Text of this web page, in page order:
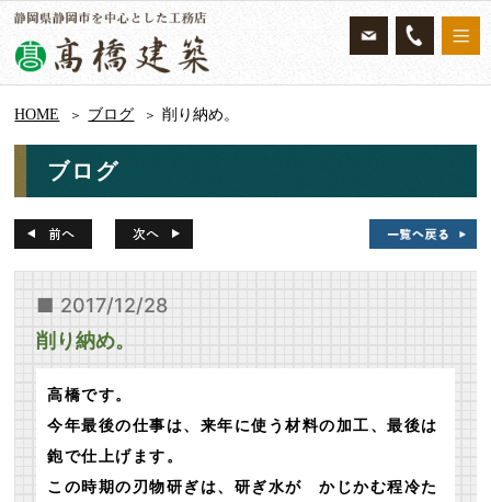
HOME ブログ 削り納め。
ブログ
2017/12/28
削り納め。
高橋です。
今年最後の仕事は、来年に使う材料の加工、最後は
鉋で仕上げます。
この時期の刃物研ぎは、研ぎ水が かじかむ程冷た